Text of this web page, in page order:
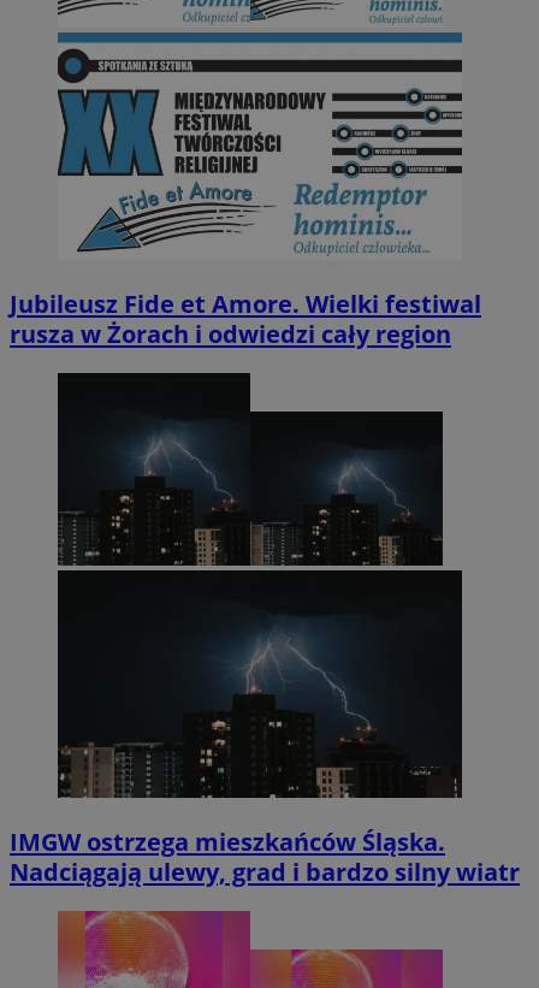
Jubileusz Fide et Amore. Wielki festiwal
rusza w Żorach i odwiedzi cały region
IMGW ostrzega mieszkańców Śląska.
Nadciągają ulewy, grad i bardzo silny wiatr